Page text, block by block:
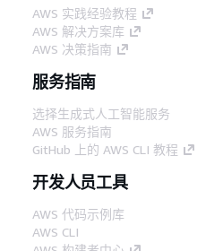
AWS 实践经验教程
AWS 解决方案库
AWS 决策指南
服务指南
选择生成式人工智能服务
AWS 服务指南
GitHub 上的 AWS CLI 教程
开发人员工具
AWS 代码示例库
AWS CLI